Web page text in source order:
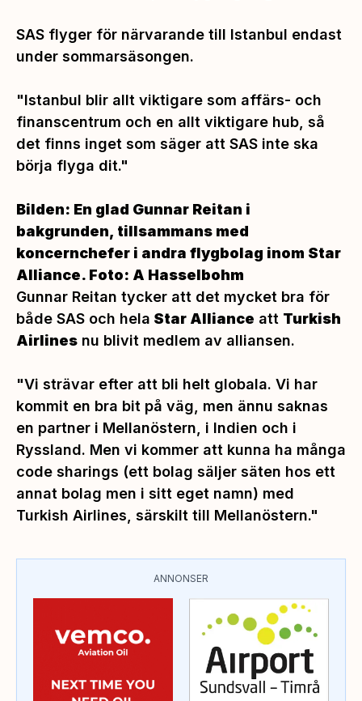
SAS flyger för närvarande till Istanbul endast
under sommarsäsongen.
"Istanbul blir allt viktigare som affärs- och
finanscentrum och en allt viktigare hub, så
det finns inget som säger att SAS inte ska
börja flyga dit."
Bilden: En glad Gunnar Reitan i
bakgrunden, tillsammans med
koncernchefer i andra flygbolag inom Star
Alliance. Foto: A Hasselbohm
Gunnar Reitan tycker att det mycket bra för
både SAS och hela Star Alliance att Turkish
Airlines nu blivit medlem av alliansen.
"Vi strävar efter att bli helt globala. Vi har
kommit en bra bit på väg, men ännu saknas
en partner i Mellanöstern, i Indien och i
Ryssland. Men vi kommer att kunna ha många
code sharings (ett bolag säljer säten hos ett
annat bolag men i sitt eget namn) med
Turkish Airlines, särskilt till Mellanöstern."
ANNONSER